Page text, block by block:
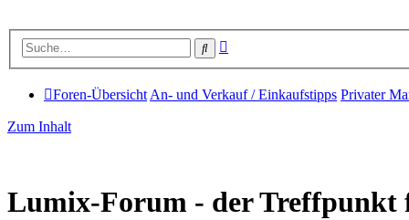
Suche
Foren-Übersicht An- und Verkauf / Einkaufstipps Privater
Zum Inhalt
Lumix-Forum - der